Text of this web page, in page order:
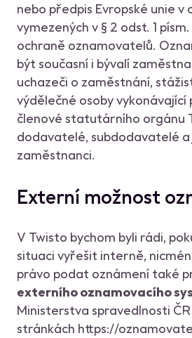
nebo předpis Evropské unie v
vymezených v § 2 odst. 1
ochraně oznamovatelů.
být současní i bývalí
uchazeči o zaměstnání,
výdělečné osoby vykonávající
členové statutárního orgánu
dodavatelé, subdodavatelé a
zaměstnanci.
Externí možnost
V Twisto bychom byli rádi,
situaci vyřešit interně,
právo podat oznámení také
externího oznamovacího
Ministerstva spravedlnosti
stránkách https://